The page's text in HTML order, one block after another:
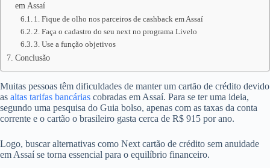
em Assaí
1. Fique de olho nos parceiros de cashback em Assaí
2. Faça o cadastro do seu next no programa Livelo
3. Use a função objetivos
Conclusão
Muitas pessoas têm dificuldades de manter um cartão de crédito devido
as altas tarifas bancárias cobradas em Assaí. Para se ter uma ideia,
segundo uma pesquisa do Guia bolso, apenas com as taxas da conta
corrente e o cartão o brasileiro gasta cerca de R$ 915 por ano.
Logo, buscar alternativas como Next cartão de crédito sem anuidade
em Assaí se torna essencial para o equilíbrio financeiro.